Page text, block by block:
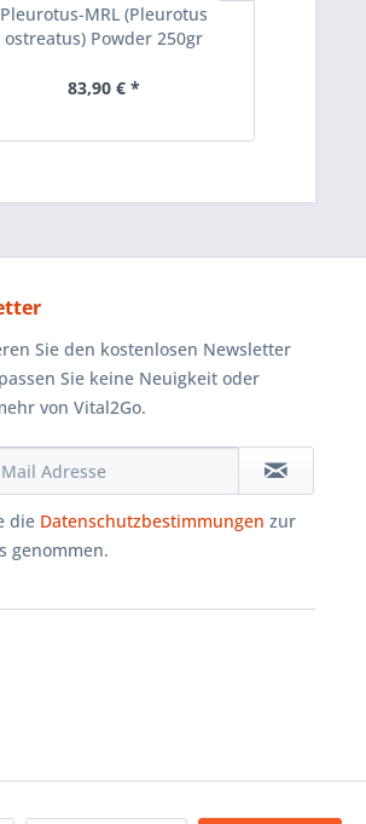
Pleurotus-MRL (Pleurotus
ostreatus) Powder 250gr
83,90 € *
Sie den kostenlosen Newsletter
Sie keine Neuigkeit oder
von Vital2Go.
die Datenschutzbestimmungen zur
genommen.